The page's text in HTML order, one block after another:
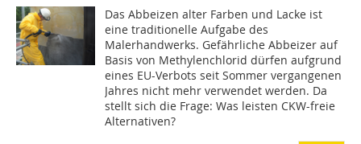
Das Abbeizen alter Farben und Lacke ist
eine traditionelle Aufgabe des
Malerhandwerks. Gefährliche Abbeizer auf
Basis von Methylenchlorid dürfen aufgrund
eines EU-Verbots seit Sommer vergangenen
Jahres nicht mehr verwendet werden. Da
stellt sich die Frage: Was leisten CKW-freie
Alternativen?